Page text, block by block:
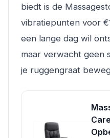
biedt is de
vibratiepunten voor
een lange dag wil
maar verwacht geen
je ruggengraat